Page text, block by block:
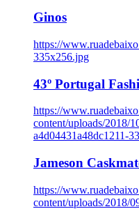
Ginos
https://
335x256.jpg
43º Portugal
https://
content/uploads/2018/
a4d04431a48dc1211-
Jameson
https://
content/uploads/2018/